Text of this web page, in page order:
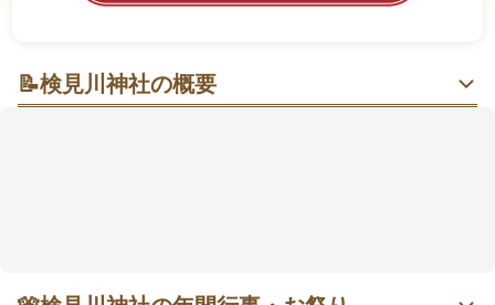
📝検見川神社の概要